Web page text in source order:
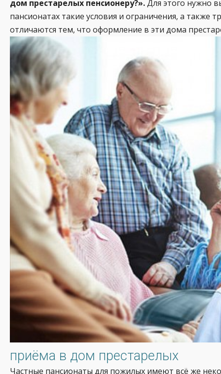
дом престарелых пенсионеру?».Для этого нужно
пансионатах такие условия и ограничения, а
отличаются тем, что оформление в эти дома
приёма в дом престарелых
Частные пансионаты для пожилых имеют всё же